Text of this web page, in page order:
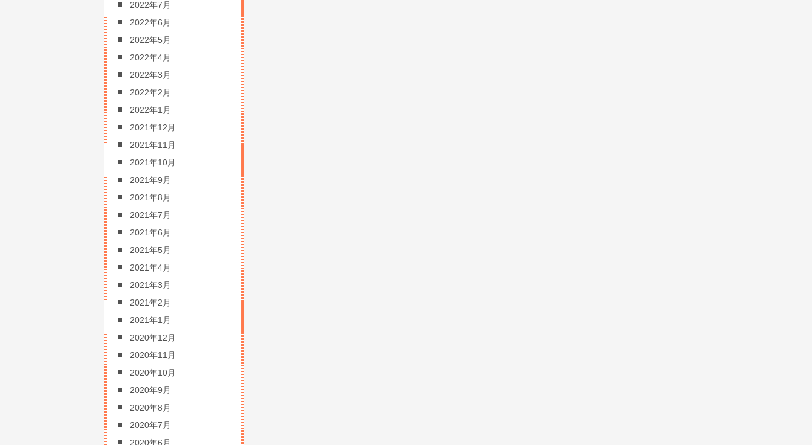
2022年7月
2022年6月
2022年5月
2022年4月
2022年3月
2022年2月
2022年1月
2021年12月
2021年11月
2021年10月
2021年9月
2021年8月
2021年7月
2021年6月
2021年5月
2021年4月
2021年3月
2021年2月
2021年1月
2020年12月
2020年11月
2020年10月
2020年9月
2020年8月
2020年7月
2020年6月